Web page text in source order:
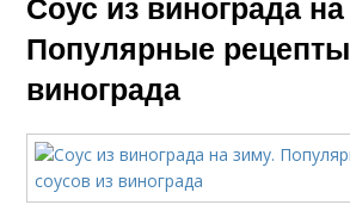
Популярные
винограда